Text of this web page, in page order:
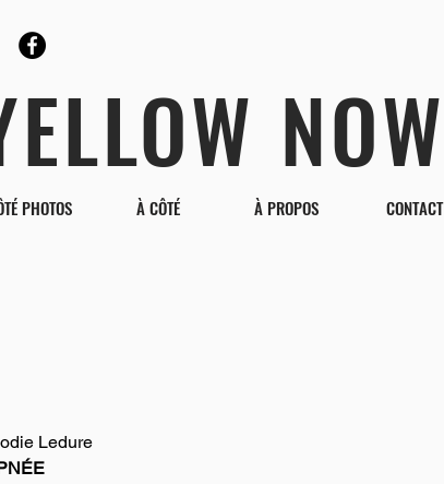
NOW
PHOTOS À CÔTÉ À PROPOS CONTACT
Ledure